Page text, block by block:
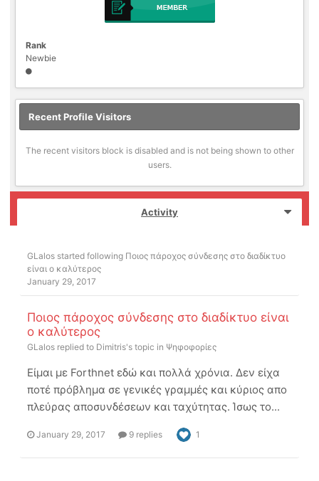
Rank
Newbie
Recent Profile Visitors
The recent visitors block is disabled and is not being shown to other
users.
Activity
GLalos started following Ποιος πάροχος σύνδεσης στο διαδίκτυο
είναι ο καλύτερος
January 29, 2017
Ποιος πάροχος σύνδεσης στο διαδίκτυο είναι
ο καλύτερος
GLalos replied to Dimitris's topic in Ψηφοφορίες
Είμαι με Forthnet εδώ και πολλά χρόνια. Δεν είχα
ποτέ πρόβλημα σε γενικές γραμμές και κύριος απο
πλεύρας αποσυνδέσεων και ταχύτητας. Ίσως το...
January 29, 2017 9 replies 1